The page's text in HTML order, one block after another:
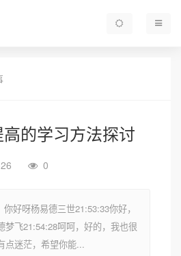
的学习方法探讨
0
好呀杨易德三世21:53:33你好，
梦飞21:54:28呵呵，好的，我也很
点迷茫，希望你能...